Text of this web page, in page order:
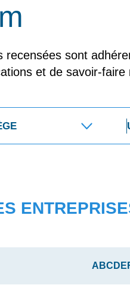
recensées sont
et de savoir-
A BC D E